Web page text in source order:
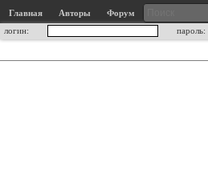
Главная Авторы
Форум
логин:
пароль: